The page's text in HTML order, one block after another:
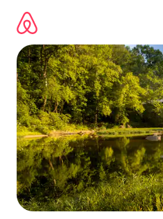
sadržaj